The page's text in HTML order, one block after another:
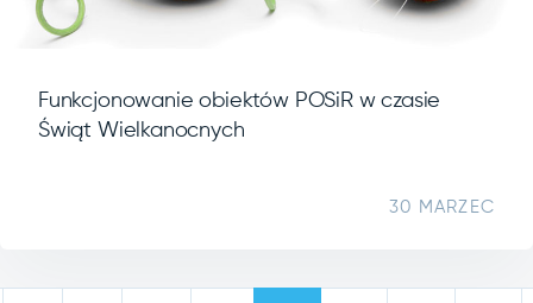
Funkcjonowanie obiektów POSiR w czasie
Świąt Wielkanocnych
30 MARZEC